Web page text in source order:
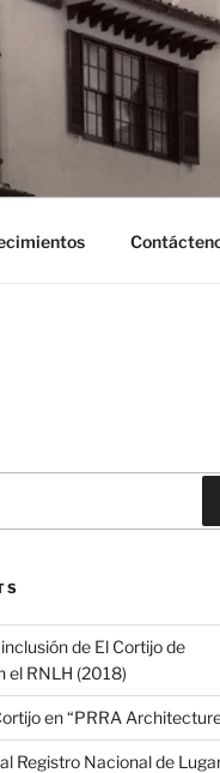
de El Cortijo de
el RNLH (2018)
en “PRRA
Registro Nacional de